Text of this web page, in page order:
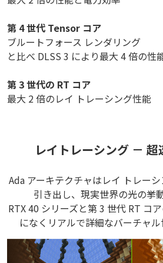
第 4 世代 Tensor コア
ブルートフォース レンダリング
と比べ DLSS 3 により最大 4 倍の性
第 3 世代の RT コア
最大 2 倍のレイ トレーシング性能
レイトレーシング －
Ada アーキテクチャはレイ トレー
引き出し、現実世界の光の挙
RTX 40 シリーズと第 3 世代 RT コ
になくリアルで詳細なバーチャル